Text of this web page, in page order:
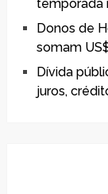
temporada
Donos de
somam
Dívida
juros,